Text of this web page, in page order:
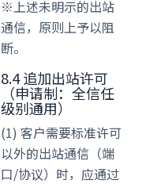
※上述未明示的出站
通信，原则上予以阻
断。
8.4 追加出站许可
（申请制：全信任
级别通用）
(1) 客户需要标准许可
以外的出站通信（端
口/协议）时，应通过